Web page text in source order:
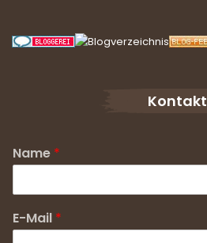
Kontakt
Name *
E-Mail *